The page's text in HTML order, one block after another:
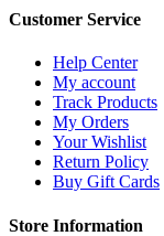
Customer Service
Help Center
My account
Track Products
My Orders
Your Wishlist
Return Policy
Buy Gift Cards
Store Information